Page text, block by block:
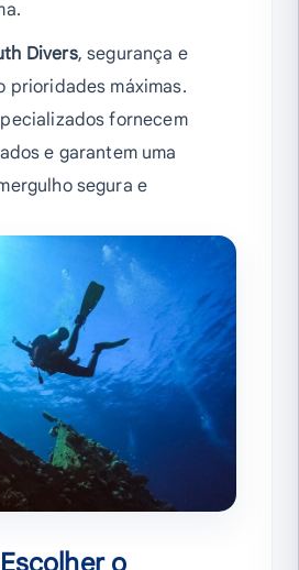
Divers, segurança e
prioridades máximas.
fornecem
e garantem uma
segura e
o